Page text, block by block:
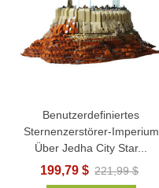
Benutzerdefiniertes
Sternenzerstörer-Imperium
Über Jedha City Star...
199,79 $ 221,99 $